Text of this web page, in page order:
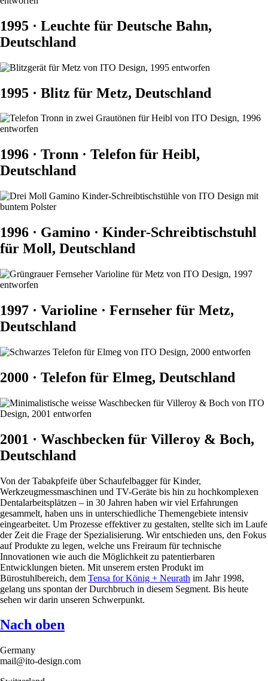
1995 · Leuchte für Deutsche Bahn,
Deutschland
1995 · Blitz für Metz, Deutschland
1996 · Tronn · Telefon für Heibl,
Deutschland
1996 · Gamino · Kinder-Schreibtischstuhl
für Moll, Deutschland
1997 · Varioline · Fernseher für Metz,
Deutschland
2000 · Telefon für Elmeg, Deutschland
2001 · Waschbecken für Villeroy & Boch,
Deutschland
Von der Tabakpfeife über Schaufelbagger für Kinder,
Werkzeugmessmaschinen und TV-Geräte bis hin zu hochkomplexen
Dentalarbeitsplätzen – in 30 Jahren haben wir viel Erfahrungen
gesammelt, haben uns in unterschiedliche Themengebiete intensiv
eingearbeitet. Um Prozesse effektiver zu gestalten, stellte sich im Laufe
der Zeit die Frage der Spezialisierung. Wir entschieden uns, den Fokus
auf Produkte zu legen, welche uns Freiraum für technische
Innovationen wie auch die Möglichkeit zu patentierbaren
Entwicklungen bieten. Mit unserem ersten Produkt im
Bürostuhlbereich, dem Tensa for König + Neurath im Jahr 1998,
gelang uns spontan der Durchbruch in diesem Segment. Bis heute
sehen wir darin unseren Schwerpunkt.
Nach oben
Germany
mail@ito-design.com